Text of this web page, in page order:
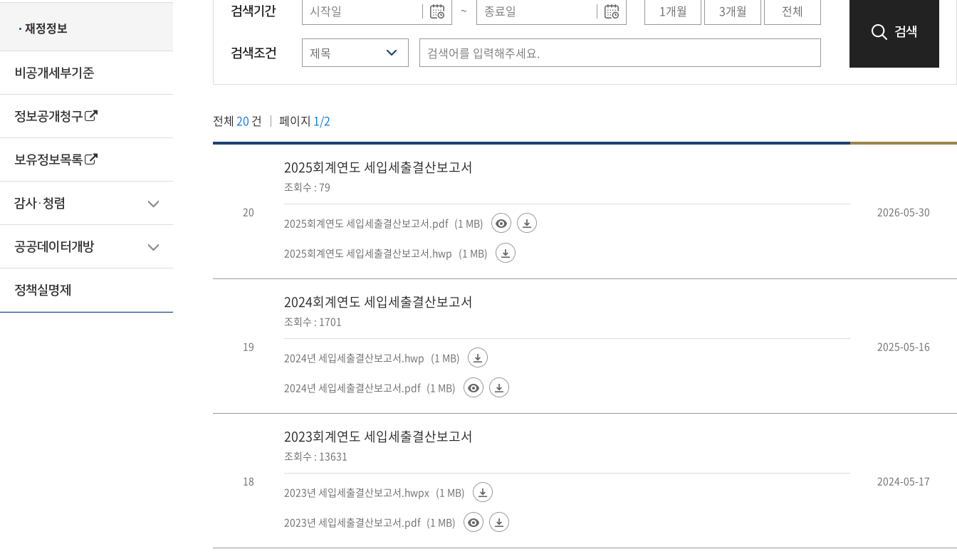
재정정보
비공개세부기준
정보공개청구
보유정보목록
감사·청렴
공공데이터개방
정책실명제
검색기간 ~ 1개월 3개월 전체
검색조건
검색
전체 20 건 페이지 1/2
20
2025회계연도 세입세출결산보고서
조회수 : 79
2025회계연도 세입세출결산보고서.pdf (1 MB)
2025회계연도 세입세출결산보고서.hwp (1 MB)
2026-05-30
19
2024회계연도 세입세출결산보고서
조회수 : 1701
2024년 세입세출결산보고서.hwp (1 MB)
2024년 세입세출결산보고서.pdf (1 MB)
2025-05-16
18
2023회계연도 세입세출결산보고서
조회수 : 13631
2023년 세입세출결산보고서.hwpx (1 MB)
2023년 세입세출결산보고서.pdf (1 MB)
2024-05-17